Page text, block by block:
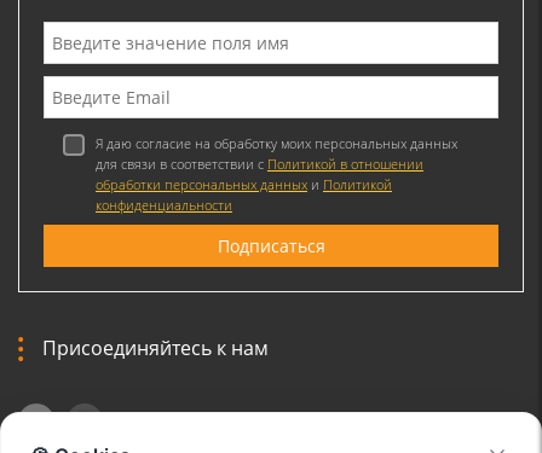
Я даю согласие на обработку моих персональных данных
для связи в соответствии с Политикой в отношении
обработки персональных данных и Политикой
конфиденциальности
Присоединяйтесь к нам